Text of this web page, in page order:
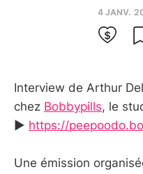
4 JANV.
Interview de Arthur
chez Bobbypills, le
▶️ https://
Une émission